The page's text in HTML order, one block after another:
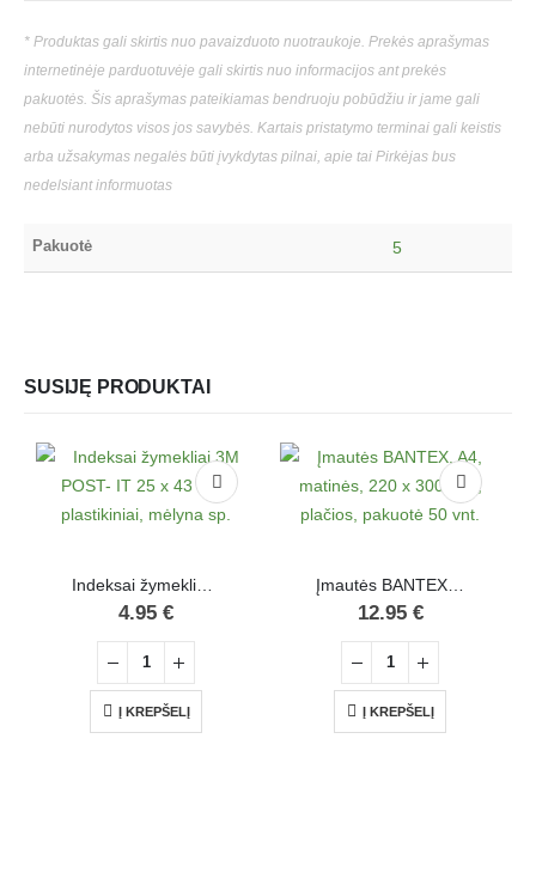
* Produktas gali skirtis nuo pavaizduoto nuotraukoje. Prekės aprašymas
internetinėje parduotuvėje gali skirtis nuo informacijos ant prekės
pakuotės. Šis aprašymas pateikiamas bendruoju pobūdžiu ir jame gali
nebūti nurodytos visos jos savybės. Kartais pristatymo terminai gali keistis
arba užsakymas negalės būti įvykdytas pilnai, apie tai Pirkėjas bus
nedelsiant informuotas
Pakuotė 5
SUSIJĘ PRODUKTAI
4.95 €
Į KREPŠELĮ
12.95 €
Į KREPŠELĮ